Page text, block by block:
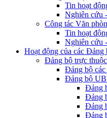
Tin hoạt
Nghiên cứu
Công tác Văn
Tin hoạt
Nghiên cứu
Hoạt động của các Đảng
Đảng bộ trực thuộc
Đảng bộ
Đảng bộ
Đảng
Đảng
Đảng
Đảng